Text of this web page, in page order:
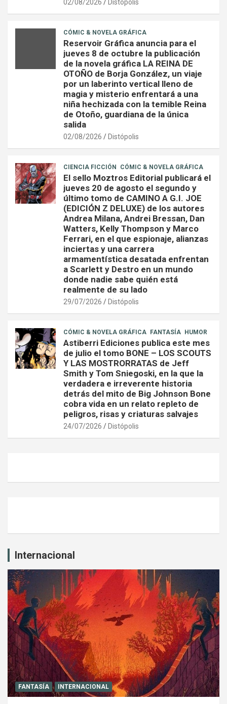
02/08/2026 Distópolis
CÓMIC & NOVELA GRÁFICA
Reservoir Gráfica anuncia para el
jueves 8 de octubre la publicación
de la novela gráfica LA REINA DE
OTOÑO de Borja González, un viaje
por un laberinto vertical lleno de
magia y misterio enfrentará a una
niña hechizada con la temible Reina
de Otoño, guardiana de la única
salida
02/08/2026 Distópolis
CIENCIA FICCIÓN CÓMIC & NOVELA GRÁFICA
El sello Moztros Editorial publicará el
jueves 20 de agosto el segundo y
último tomo de CAMINO A G.I. JOE
(EDICIÓN Z DELUXE) de los autores
Andrea Milana, Andrei Bressan, Dan
Watters, Kelly Thompson y Marco
Ferrari, en el que espionaje, alianzas
inciertas y una carrera
armamentística desatada enfrentan
a Scarlett y Destro en un mundo
donde nadie sabe quién está
realmente de su lado
29/07/2026 Distópolis
CÓMIC & NOVELA GRÁFICA FANTASÍA HUMOR
Astiberri Ediciones publica este mes
de julio el tomo BONE – LOS SCOUTS
Y LAS MOSTRORRATAS de Jeff
Smith y Tom Sniegoski, en la que la
verdadera e irreverente historia
detrás del mito de Big Johnson Bone
cobra vida en un relato repleto de
peligros, risas y criaturas salvajes
24/07/2026 Distópolis
Internacional
FANTASÍA INTERNACIONAL